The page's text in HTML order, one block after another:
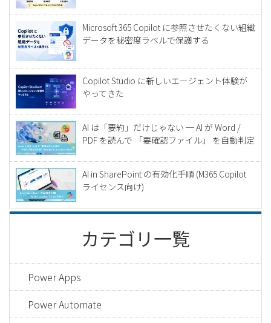
Microsoft 365 Copilot に参照させたくない組織
データを秘密度ラベルで保護する
Copilot Studio に新しいエージェント体験が
やってきた
AI は「要約」だけじゃない ─ AI が Word /
PDF を読んで 「要確認ファイル」 を自動判定
AI in SharePoint の有効化手順 (M365 Copilot
ライセンス向け)
カテゴリ一覧
Power Apps
Power Automate